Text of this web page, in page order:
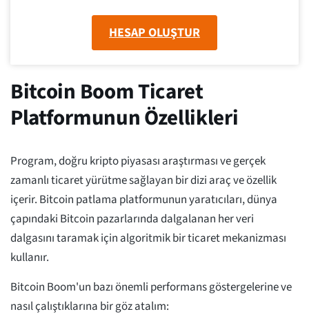
HESAP OLUŞTUR
Bitcoin Boom Ticaret
Platformunun Özellikleri
Program, doğru kripto piyasası araştırması ve gerçek
zamanlı ticaret yürütme sağlayan bir dizi araç ve özellik
içerir. Bitcoin patlama platformunun yaratıcıları, dünya
çapındaki Bitcoin pazarlarında dalgalanan her veri
dalgasını taramak için algoritmik bir ticaret mekanizması
kullanır.
Bitcoin Boom'un bazı önemli performans göstergelerine ve
nasıl çalıştıklarına bir göz atalım: